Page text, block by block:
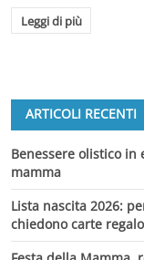
Leggi di più
ARTICOLI RECENTI
Benessere olistico in
mamma
Lista nascita 2026:
chiedono carte